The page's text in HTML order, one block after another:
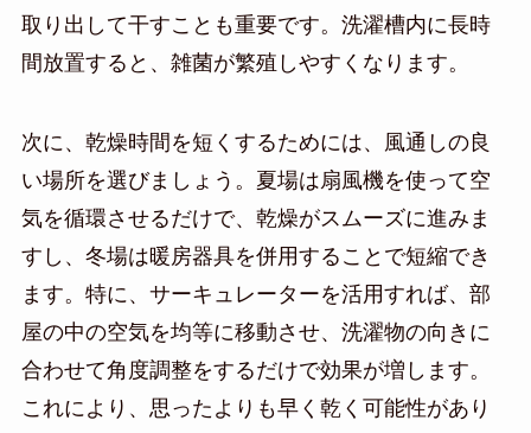
取り出して干すことも重要です。洗濯槽内に長時
間放置すると、雑菌が繁殖しやすくなります。
次に、乾燥時間を短くするためには、風通しの良
い場所を選びましょう。夏場は扇風機を使って空
気を循環させるだけで、乾燥がスムーズに進みま
すし、冬場は暖房器具を併用することで短縮でき
ます。特に、サーキュレーターを活用すれば、部
屋の中の空気を均等に移動させ、洗濯物の向きに
合わせて角度調整をするだけで効果が増します。
これにより、思ったよりも早く乾く可能性があり